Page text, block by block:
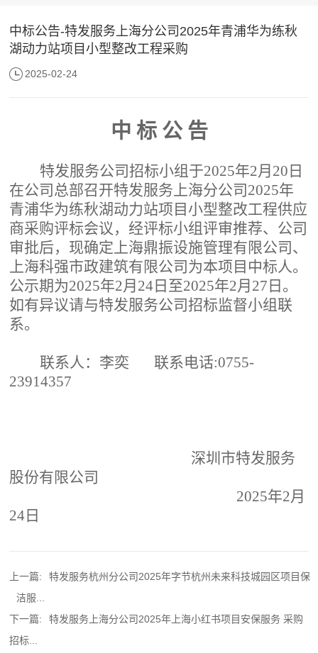
中标公告-特发服务上海分公司2025年青浦华为练秋
湖动力站项目小型整改工程采购
2025-02-24
中 标 公 告
特发服务公司招标小组于2025年2月 20 日
在公司总部召开特发服务上海分公司 2025年
青浦华为练秋湖动力站项目小型整改工程供应
商采购评标会议，经评标小组评审推荐、公司
审批后，现确定 上海鼎振设施管理有限公司、
上海科强市政建筑有限公司 为本项目中标人。
公示期为2025年2月 24日 至2025年2月 27 日。
如有异议请与特发服务公司招标监督小组联
系。
联系人： 李奕 联系电话:0755-
23914357
深圳市特发服务
股份有限公司
2025年2月
24 日
上一篇:
特发服务杭州分公司2025年字节杭州未来科技城园区项目保
洁服...
下一篇:
特发服务上海分公司2025年上海小红书项目安保服务 采购
招标...